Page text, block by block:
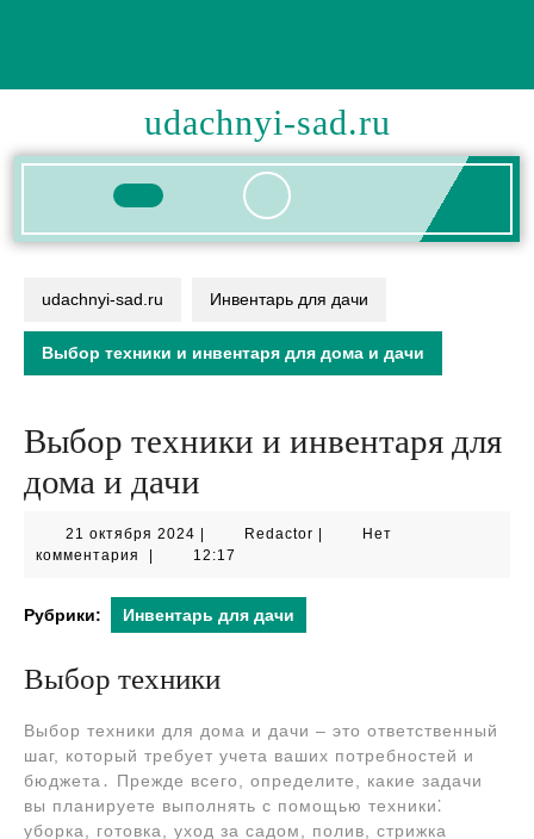
udachnyi-sad.ru
Кнопка
udachnyi-sad.ru Инвентарь для дачи
Выбор техники и инвентаря для дома и дачи
Выбор техники и инвентаря для
дома и дачи
21 октября 2024 21
октября
RedactorRedactor
Нет
комментария
12:17
Рубрики: Инвентарь для дачи
Выбор техники
Выбор техники для дома и дачи – это ответственный
шаг, который требует учета ваших потребностей и
бюджета․ Прежде всего, определите, какие задачи
вы планируете выполнять с помощью техники⁚
уборка, готовка, уход за садом, полив, стрижка